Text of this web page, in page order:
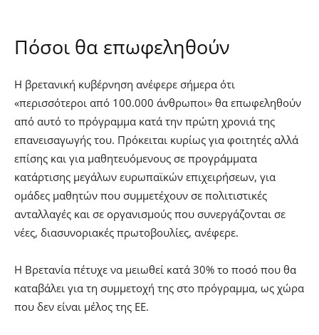
Πόσοι θα επωφεληθούν
Η βρετανική κυβέρνηση ανέφερε σήμερα ότι
«περισσότεροι από 100.000 άνθρωποι» θα επωφεληθούν
από αυτό το πρόγραμμα κατά την πρώτη χρονιά της
επανεισαγωγής του. Πρόκειται κυρίως για φοιτητές αλλά
επίσης και για μαθητευόμενους σε προγράμματα
κατάρτισης μεγάλων ευρωπαϊκών επιχειρήσεων, για
ομάδες μαθητών που συμμετέχουν σε πολιτιστικές
ανταλλαγές και σε οργανισμούς που συνεργάζονται σε
νέες, διασυνοριακές πρωτοβουλίες, ανέφερε.
Η Βρετανία πέτυχε να μειωθεί κατά 30% το ποσό που θα
καταβάλει για τη συμμετοχή της στο πρόγραμμα, ως χώρα
που δεν είναι μέλος της ΕΕ.